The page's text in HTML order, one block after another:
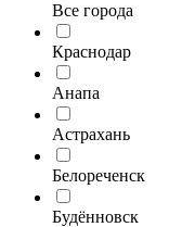
Все города
Краснодар
Анапа
Астрахань
Белореченск
Будённовск